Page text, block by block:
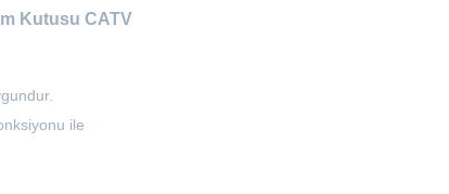
Kutusu CATV
ile